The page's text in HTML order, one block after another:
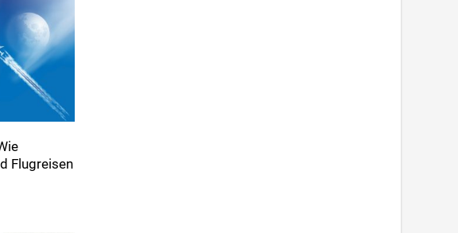
Flugreisen